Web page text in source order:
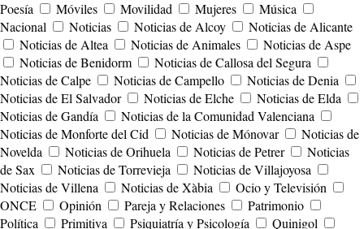
Poesía
Móviles Movilidad Mujeres
Música
Nacional
Noticias Noticias de Alcoy
Noticias de Alicante
Noticias de Altea
Noticias de Animales
Noticias de Aspe
Noticias de Benidorm
Noticias de Callosa del Segura
Noticias de Calpe
Noticias de Campello
Noticias de Denia
Noticias de El Salvador
Noticias de Elche
Noticias de Elda
Noticias de Gandía
Noticias de la Comunidad Valenciana
Noticias de Monforte del Cid
Noticias de Mónovar
Noticias de
Novelda
Noticias de Orihuela Noticias de Petrer
Noticias
de Sax
Noticias de Torrevieja
Noticias de Villajoyosa
Noticias de Villena
Noticias de Xàbia
Ocio y Televisión
ONCE
Opinión Pareja y Relaciones
Patrimonio
Política
Primitiva Psiquiatría y Psicología Quinigol